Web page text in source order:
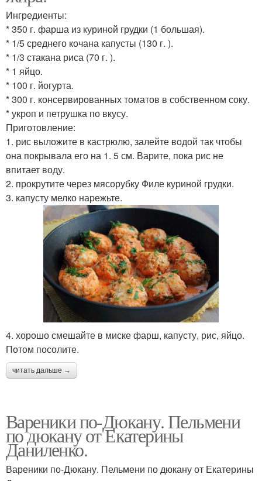
Ингредиенты:
* 350 г. фарша из куриной грудки (1 большая).
* 1/5 среднего кочана капусты (130 г. ).
* 1/3 стакана риса (70 г. ).
* 1 яйцо.
* 100 г. йогурта.
* 300 г. консервированных томатов в собственном соку.
* укроп и петрушка по вкусу.
Приготовление:
1. рис выложите в кастрюлю, залейте водой так чтобы
она покрывала его на 1. 5 см. Варите, пока рис не
впитает воду.
2. прокрутите через мясорубку Филе куриной грудки.
3. капусту мелко нарежьте.
4. хорошо смешайте в миске фарш, капусту, рис, яйцо.
Потом посолите.
читать дальше →
Вареники по-Дюкану. Пельмени
по дюкану от Екатерины
Даниленко.
Вареники по-Дюкану. Пельмени по дюкану от Екатерины